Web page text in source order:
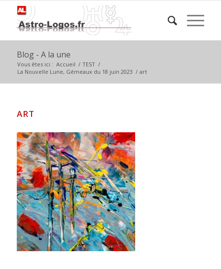
Blog - A la une
Vous êtes ici : Accueil / TEST /
La Nouvelle Lune, Gémeaux du 18 juin 2023 / art
ART